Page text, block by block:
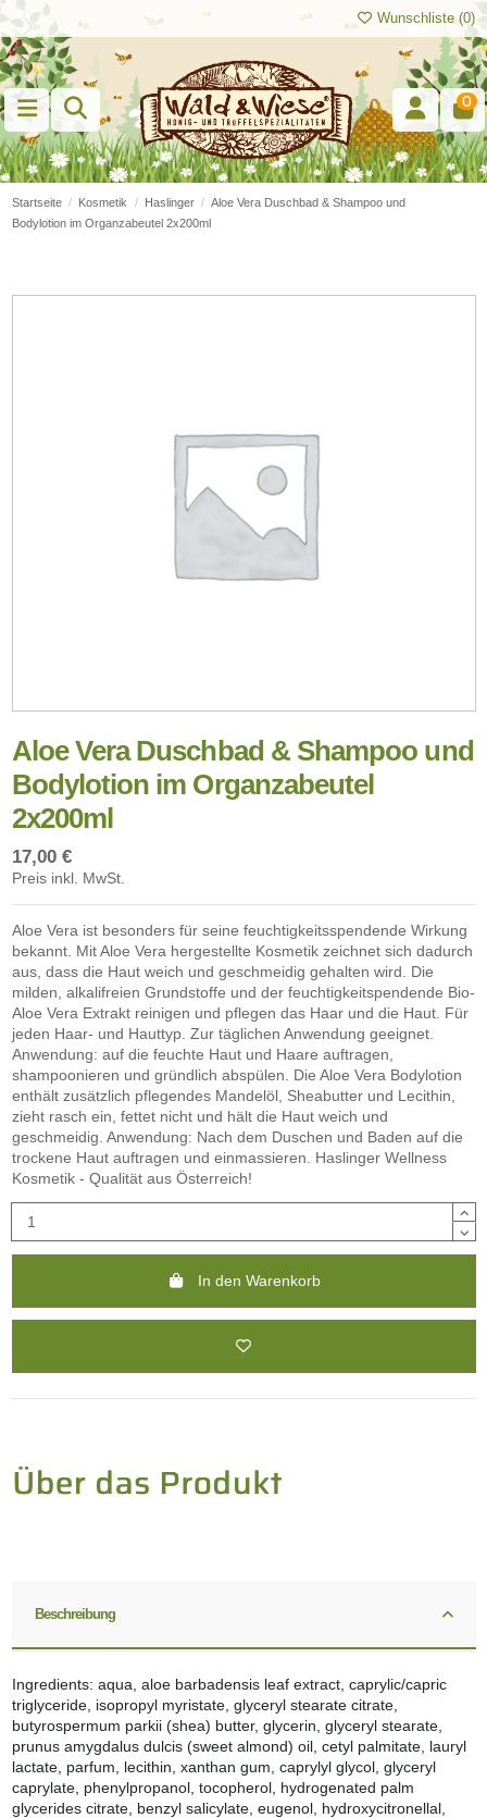
Wunschliste (0)
0
Startseite Kosmetik Haslinger
Aloe Vera Duschbad & Shampoo und
Bodylotion im Organzabeutel 2x200ml
Aloe Vera Duschbad & Shampoo und
Bodylotion im Organzabeutel
2x200ml
17,00 €
Preis inkl. MwSt.
Aloe Vera ist besonders für seine feuchtigkeitsspendende Wirkung
bekannt. Mit Aloe Vera hergestellte Kosmetik zeichnet sich dadurch
aus, dass die Haut weich und geschmeidig gehalten wird. Die
milden, alkalifreien Grundstoffe und der feuchtigkeitspendende Bio-
Aloe Vera Extrakt reinigen und pflegen das Haar und die Haut. Für
jeden Haar- und Hauttyp. Zur täglichen Anwendung geeignet.
Anwendung: auf die feuchte Haut und Haare auftragen,
shampoonieren und gründlich abspülen. Die Aloe Vera Bodylotion
enthält zusätzlich pflegendes Mandelöl, Sheabutter und Lecithin,
zieht rasch ein, fettet nicht und hält die Haut weich und
geschmeidig. Anwendung: Nach dem Duschen und Baden auf die
trockene Haut auftragen und einmassieren. Haslinger Wellness
Kosmetik - Qualität aus Österreich!
In den Warenkorb
Beschreibung
Ingredients: aqua, aloe barbadensis leaf extract, caprylic/capric
triglyceride, isopropyl myristate, glyceryl stearate citrate,
butyrospermum parkii (shea) butter, glycerin, glyceryl stearate,
prunus amygdalus dulcis (sweet almond) oil, cetyl palmitate, lauryl
lactate, parfum, lecithin, xanthan gum, caprylyl glycol, glyceryl
caprylate, phenylpropanol, tocopherol, hydrogenated palm
glycerides citrate, benzyl salicylate, eugenol, hydroxycitronellal,